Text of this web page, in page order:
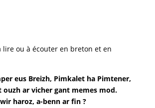
lire ou à écouter en breton et en
eus Breizh, Pimkalet ha Pimtener,
ouzh ar vicher gant memes mod.
haroz, a-benn ar fin ?